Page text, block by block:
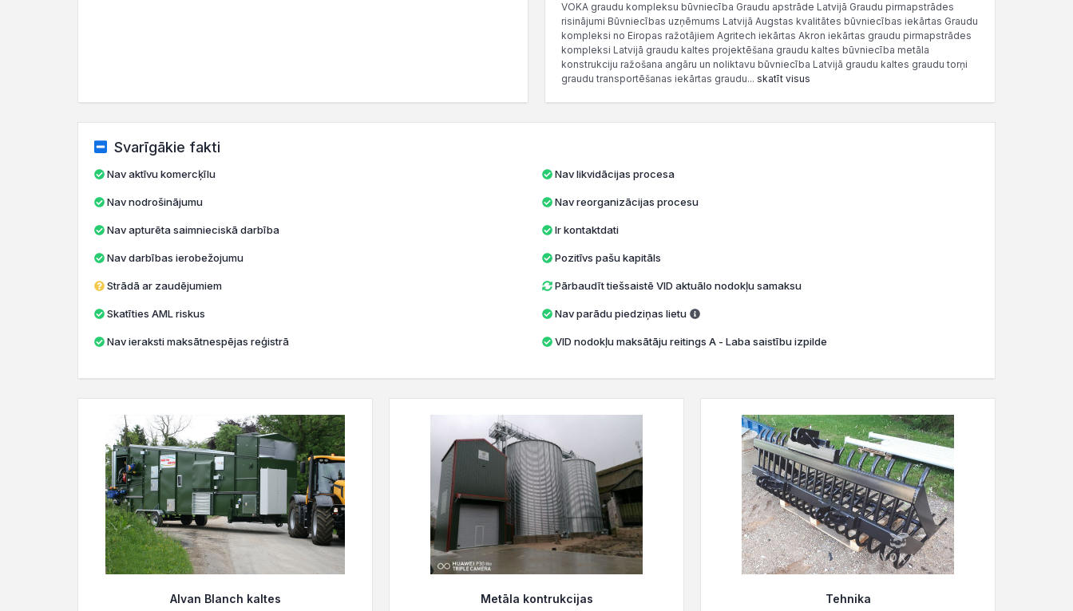
VOKA graudu kompleksu būvniecība Graudu apstrāde Latvijā Graudu pirmapstrādes
risinājumi Būvniecības uzņēmums Latvijā Augstas kvalitātes būvniecības iekārtas Graudu
kompleksi no Eiropas ražotājiem Agritech iekārtas Akron iekārtas graudu pirmapstrādes
kompleksi Latvijā graudu kaltes projektēšana graudu kaltes būvniecība metāla
konstrukciju ražošana angāru un noliktavu būvniecība Latvijā graudu kaltes graudu torņi
graudu transportēšanas iekārtas graudu... skatīt visus
Svarīgākie fakti
Nav aktīvu komercķīlu
Nav nodrošinājumu
Nav apturēta saimnieciskā darbība
Nav darbības ierobežojumu
Strādā ar zaudējumiem
Skatīties AML riskus
Nav ieraksti maksātnespējas reģistrā
Nav likvidācijas procesa
Nav reorganizācijas procesu
Ir kontaktdati
Pozitīvs pašu kapitāls
Pārbaudīt tiešsaistē VID aktuālo nodokļu samaksu
Nav parādu piedziņas lietu
VID nodokļu maksātāju reitings A - Laba saistību izpilde
Alvan Blanch kaltes Metāla kontrukcijas Tehnika